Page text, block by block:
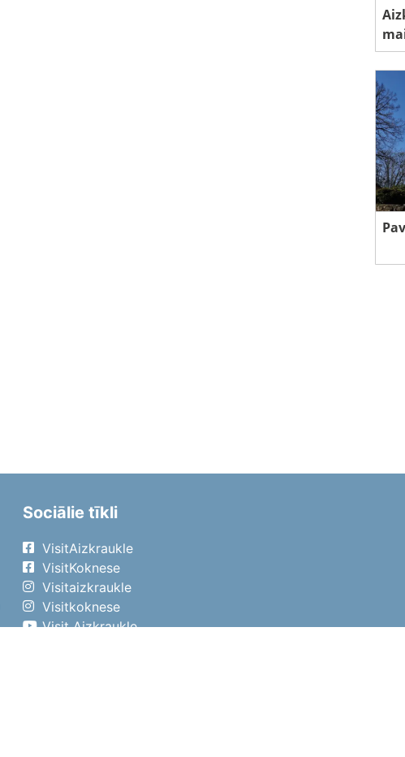
Sociālie tīkli
VisitAizkraukle
VisitKoknese
Visitaizkraukle
Visitkoknese
Visit Aizkraukle